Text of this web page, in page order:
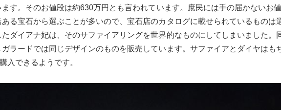
す。そのお値段は約630万円とも言われています。庶民には手の届かないお
る宝石から選ぶことが多いので、宝石店のカタログに載せられているものは
ダイアナ妃は、そのサファイアリングを世界的なものにしてしまいました。
ラードでは同じデザインのものを販売しています。サファイアとダイヤはも
入できるようです。